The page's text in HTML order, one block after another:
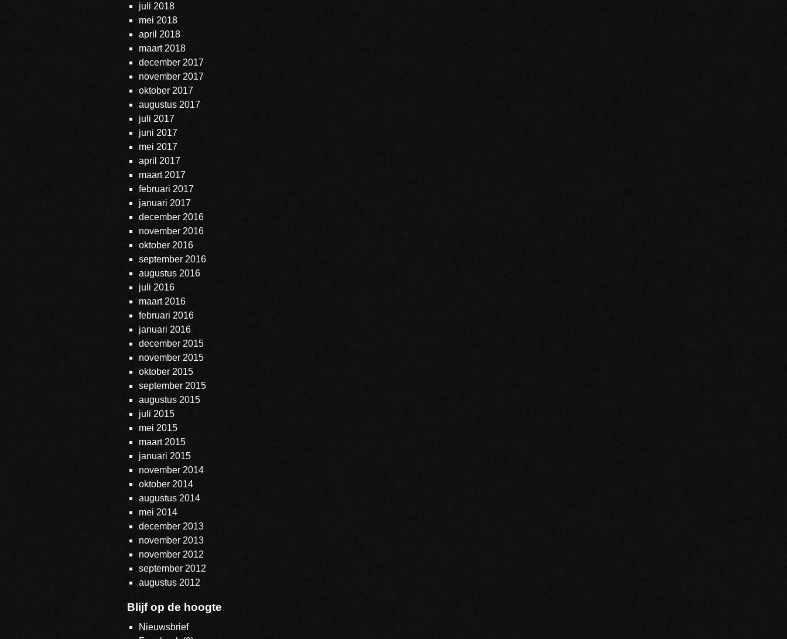
juli 2018
mei 2018
april 2018
maart 2018
december 2017
november 2017
oktober 2017
augustus 2017
juli 2017
juni 2017
mei 2017
april 2017
maart 2017
februari 2017
januari 2017
december 2016
november 2016
oktober 2016
september 2016
augustus 2016
juli 2016
maart 2016
februari 2016
januari 2016
december 2015
november 2015
oktober 2015
september 2015
augustus 2015
juli 2015
mei 2015
maart 2015
januari 2015
november 2014
oktober 2014
augustus 2014
mei 2014
december 2013
november 2013
november 2012
september 2012
augustus 2012
Blijf op de hoogte
Nieuwsbrief